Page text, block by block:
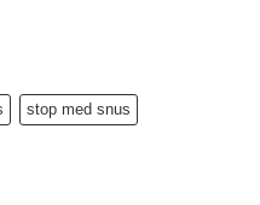
stop med snus